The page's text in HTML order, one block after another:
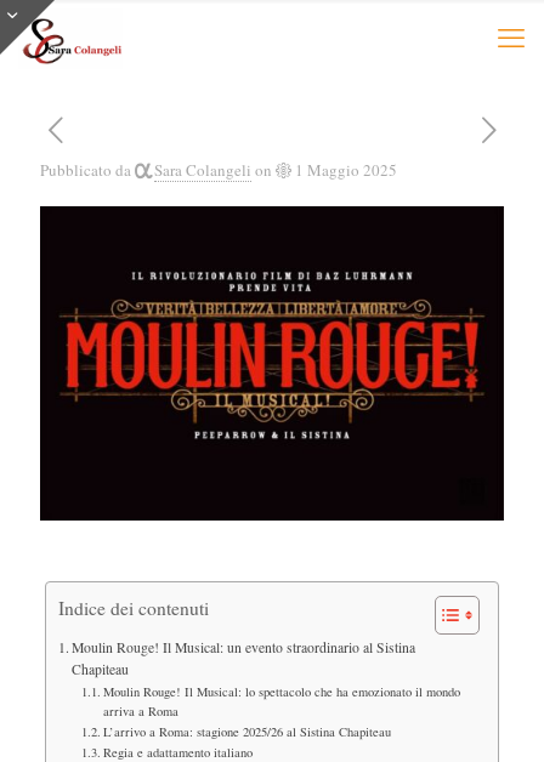
Pubblicato da Sara Colangeli on 1 Maggio 2025
Indice dei contenuti
Moulin Rouge! Il Musical: un evento straordinario al Sistina
Chapiteau
Moulin Rouge! Il Musical: lo spettacolo che ha emozionato il mondo
arriva a Roma
L’arrivo a Roma: stagione 2025/26 al Sistina Chapiteau
Regia e adattamento italiano